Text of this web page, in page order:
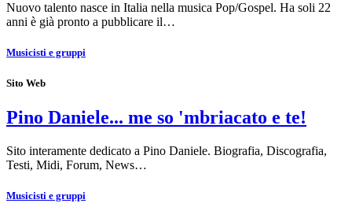
Nuovo talento nasce in Italia nella musica Pop/Gospel. Ha soli 22
anni è già pronto a pubblicare il…
Musicisti e gruppi
Sito Web
Pino Daniele... me so 'mbriacato e te!
Sito interamente dedicato a Pino Daniele. Biografia, Discografia,
Testi, Midi, Forum, News…
Musicisti e gruppi